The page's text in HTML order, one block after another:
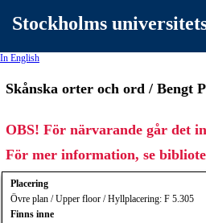
Stockholms
In English
Skånska orter och ord / Bengt
OBS! För närvarande går det
För mer information, se
Placering
Övre plan / Upper floor / Hyllplacering: F 5.305
Finns inne